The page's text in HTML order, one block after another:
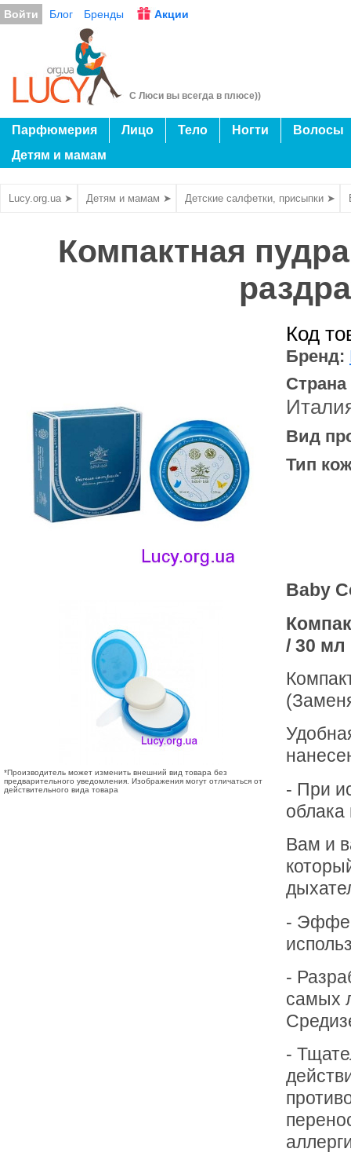
Войти Блог Бренды Акции
С Люси вы всегда в плюсе))
Парфюмерия Лицо Тело Ногти
Волосы
Детям и мамам
Lucy.org.ua ➤ Детям и мамам ➤ Детские салфетки, присыпки ➤
Компактная
*Производитель может изменить внешний вид товара без
предварительного уведомления. Изображения могут отличаться от
действительного вида товара
Код
Бренд:
Вид
Тип
Baby
/ 30 мл
- При
облака
Вам и
-
-
самых
-